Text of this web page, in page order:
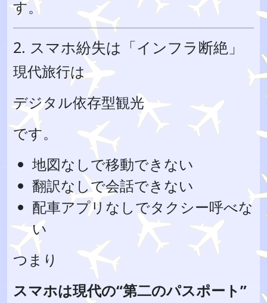
す。
2. スマホ紛失は「インフラ断絶」
現代旅行は
デジタル依存型観光
です。
地図なしで移動できない
翻訳なしで会話できない
配車アプリなしでタクシー呼べな
い
つまり
スマホは現代の“第二のパスポート”